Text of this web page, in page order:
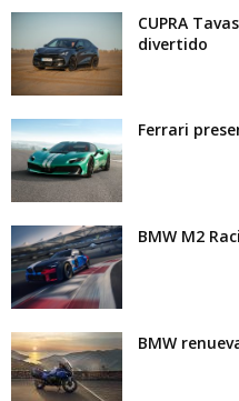
CUPRA
divertido
Ferrari
BMW M2
BMW